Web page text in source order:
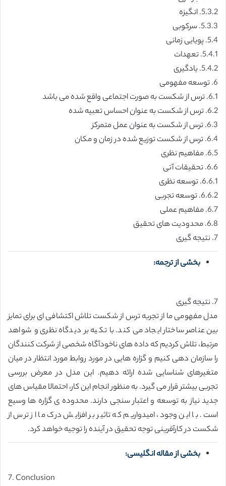
5.3.2. انگیزه
5.3.3. سرکوبی
5.4. پویایی زمانی
5.4.1. تعهدات
5.4.2. یادگیری
6. توسعه مفهومی
6.1. ترس از شکست به صورت اجتماعی واقع شده می باشد
6.2. ترس از شکست به عنوان احساس تعبیه شده
6.3. ترس از شکست به عنوان عمل متمرکز
6.4. ترس از شکست توزیع شده در زمان و مکان
6.5. مفاهیم نظری
6.6. تحقیقات آتی
6.6.1. توسعه نظری
6.6.2. توسعه تجربی
6.7. مفاهیم عملی
6.8. محدودیت های تحقیق
7. نتیجه گیری
بخشی از ترجمه:
7. نتیجه گیری
مدل مفهومی ما از تجربه ترس از شکست تلاش اکتشافی ای برای تمایز
بین عناصر ساختار ایجاد می کند. با تکیه بر دیدگاه نظری و شواهد
مرتبط، تلاش کردیم که داده های ناخودآگاه شخصی از شرکت کنندگان
را سازمان دهی کنیم و گزاره هایی در مورد روابط مورد انتظار در میان
متغیرهای شناسایی شده ارائه دهیم. این مدل در معرض بررسی
تجربی بیشتر قرار می گیرد. به منظور انجام این کار، احتمالا مقیاس های
جدید نیاز به توسعه و اعتبار سنجی دارند. محدوده ی گزاره ها وسیع
است. با این وجود، امیدواریم که تاثیر بر افزایش درک ما از ترس از
شکست در کارآفرینی توجه تحقیق در آینده را توجیه خواهد کرد.
بخشی از مقاله انگلیسی:
7. Conclusion